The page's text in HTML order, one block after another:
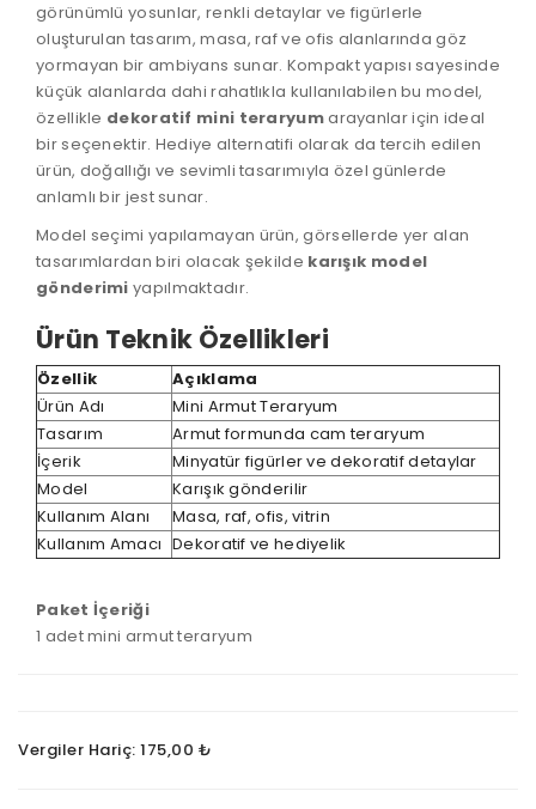
görünümlü yosunlar, renkli detaylar ve figürlerle
oluşturulan tasarım, masa, raf ve ofis alanlarında göz
yormayan bir ambiyans sunar. Kompakt yapısı sayesinde
küçük alanlarda dahi rahatlıkla kullanılabilen bu model,
özellikle dekoratif mini teraryumarayanlar için ideal
bir seçenektir. Hediye alternatifi olarak da tercih edilen
ürün, doğallığı ve sevimli tasarımıyla özel günlerde
anlamlı bir jest sunar.
Model seçimi yapılamayan ürün, görsellerde yer alan
tasarımlardan biri olacak şekilde karışık model
gönderimi yapılmaktadır.
Ürün Teknik Özellikleri
Özellik
Açıklama
Ürün Adı
Mini Armut Teraryum
Tasarım
Armut formunda cam teraryum
İçerik
Minyatür figürler ve dekoratif detaylar
Model
Karışık gönderilir
Kullanım Alanı
Masa, raf, ofis, vitrin
Kullanım Amacı Dekoratif ve hediyelik
Paket İçeriği
1 adet mini armut teraryum
Vergiler Hariç: 175,00 ₺